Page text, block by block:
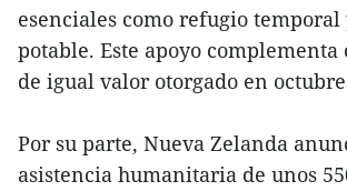
esenciales como refugio temporal
potable. Este apoyo complementa
de igual valor otorgado en
Por su parte, Nueva Zelanda
asistencia humanitaria de unos